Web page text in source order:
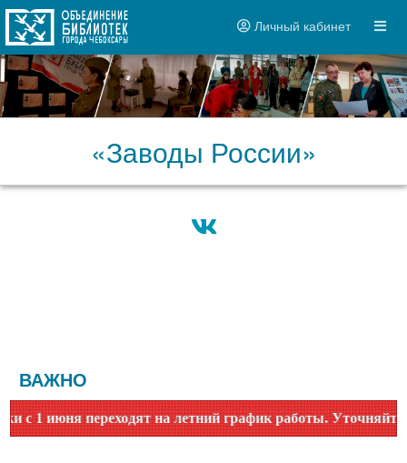
Личный кабинет
«Заводы России»
ВАЖНО
июня переходят на летний график работы. Уточняйте